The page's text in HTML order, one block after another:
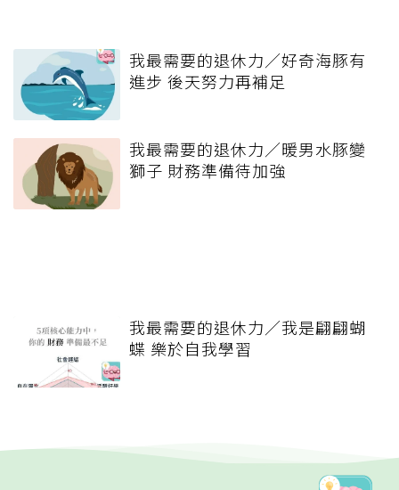
我最需要的退休力／好奇海豚有
進步 後天努力再補足
我最需要的退休力／暖男水豚變
獅子 財務準備待加強
我最需要的退休力／我是翩翩蝴
蝶 樂於自我學習